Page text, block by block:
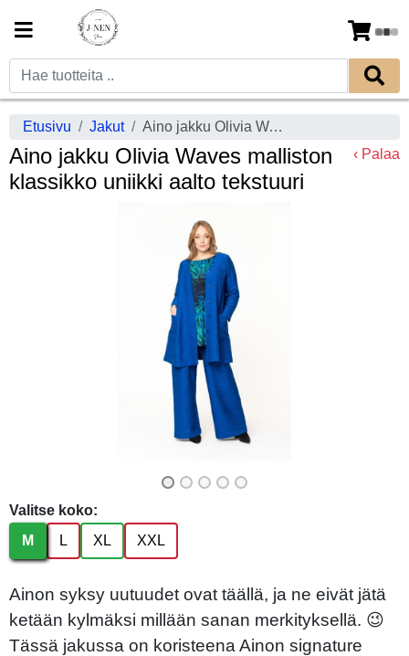
Etusivu Jakut Aino jakku Olivia Waves malliston klassikko uniikki aalto tekstuuri
Aino jakku Olivia Waves malliston
klassikko uniikki aalto tekstuuri
‹ Palaa
Valitse koko:
M
L XL XXL
Ainon syksy uutuudet ovat täällä, ja ne eivät jätä
ketään kylmäksi millään sanan merkityksellä. 😉
Tässä jakussa on koristeena Ainon signature